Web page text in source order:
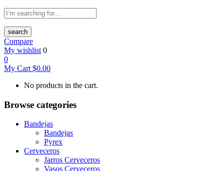
search
Compare
My wishlist 0
0
My Cart $0.00
No products in the cart.
Browse categories
Bandejas
Bandejas
Pyrex
Cerveceros
Jarros Cerveceros
Vasos Cerveceros